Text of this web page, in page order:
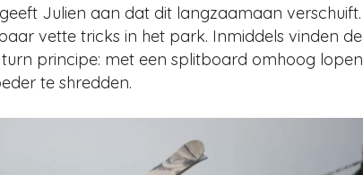
Julien aan dat dit langzaamaan verschuift.
vette tricks in het park. Inmiddels vinden de
principe: met een splitboard omhoog lopen
te shredden.